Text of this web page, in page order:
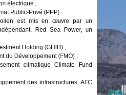
électrique ;
Public-Privé (PPP).
est mis en œuvre par un
Red Sea Power, un
Holding (GHIH) ;
du Développement (FMO) ;
climatique Climate Fund
des infrastructures, AFC